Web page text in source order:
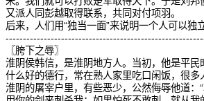
又派人同彭越取得联系，共同对付项羽。
后来，人们用“独当一面”来说明一个人可以独
〖胯下之辱〗
淮阴侯韩信，是淮阴地方人。当初，他是平民
什么好的德行，常在熟人家里吃口闲饭，很多
淮阴的屠宰户里，有些恶少，公然侮辱他道：